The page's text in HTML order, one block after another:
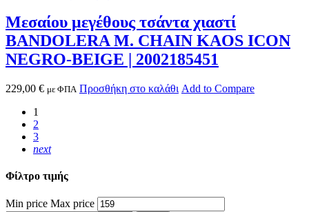
Μεσαίου μεγέθους τσάντα χιαστί
BANDOLERA M. CHAIN KAOS ICON
NEGRO-BEIGE | 2002185451
229,00 € με ΦΠΑ Προσθήκη στο καλάθι Add to Compare
1
2
3
next
Φίλτρο τιμής
Min price Max price